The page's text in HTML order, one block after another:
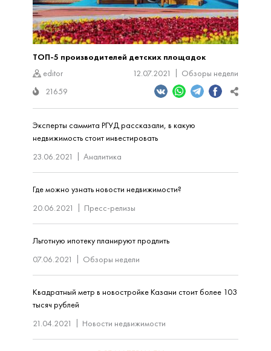
ТОП-5 производителей детских площадок
editor
12.07.2021
Обзоры недели
21659
Эксперты саммита РГУД рассказали, в какую
недвижимость стоит инвестировать
23.06.2021
Аналитика
Где можно узнать новости недвижимости?
20.06.2021
Пресс-релизы
Льготную ипотеку планируют продлить
07.06.2021
Обзоры недели
Квадратный метр в новостройке Казани стоит более 103
тысяч рублей
21.04.2021
Новости недвижимости